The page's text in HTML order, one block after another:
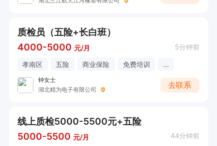
质检员（五险+长白班）
4000-5000 元/月 5分钟前
孝南区 五险 商业保险 免费培训 ...
钟女士
湖北精为电子有限公司
去联系
线上质检5000-5500元+五险
5000-5500 元/月 44分钟前